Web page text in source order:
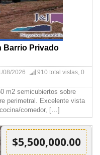
Barrio Privado
08/2026
910 total vistas, 0
m2 semicubiertos sobre
perimetral. Excelente vista
comedor, […]
$5,500,000.00